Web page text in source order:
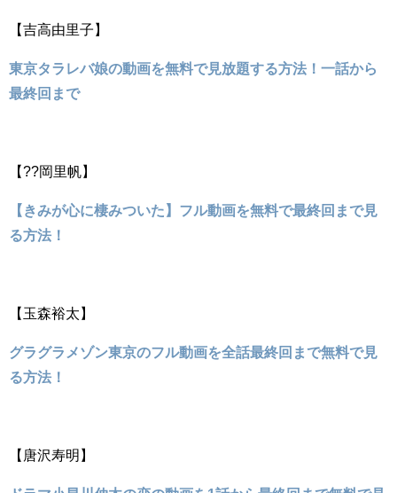
【吉高由里子】
東京タラレバ娘の動画を無料で見放題する方法！一話から
最終回まで
【??岡里帆】
【きみが心に棲みついた】フル動画を無料で最終回まで見
る方法！
【玉森裕太】
グラグラメゾン東京のフル動画を全話最終回まで無料で見
る方法！
【唐沢寿明】